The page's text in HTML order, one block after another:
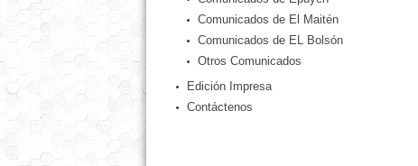
Comunicados de El Maitén
Comunicados de EL Bolsón
Otros Comunicados
Edición Impresa
Contáctenos